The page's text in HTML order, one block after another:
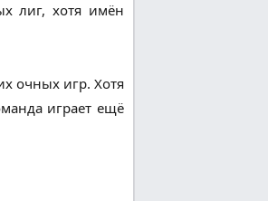
лиг, хотя имён
очных игр. Хотя
играет ещё